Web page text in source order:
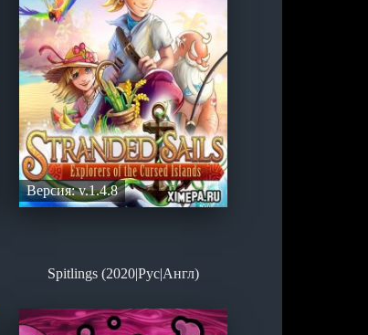
Версия: v.1.4.8
Spitlings (2020|Рус|Англ)